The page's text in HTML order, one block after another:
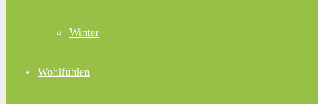
Winter
Wohlfühlen